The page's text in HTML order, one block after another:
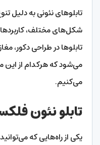
تابلوهای نئونی به دلیل
شکل‌های مختلف،
تابلوها در طراحی دکور،
می‌شود که هرکدام از این
می‌کنیم.
تابلو نئون
یکی از راه‌هایی که